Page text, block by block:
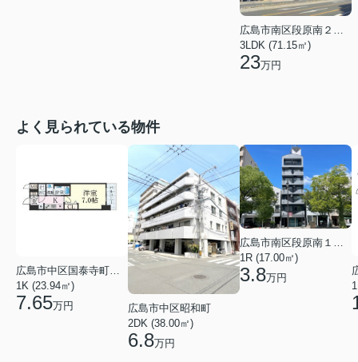
広島市南区段原南２丁目
3LDK (71.15㎡)
23万円
よく見られている物件
広島市中区国泰寺町２丁目
1K (23.94㎡)
7.65万円
広島市中区昭和町
2DK (38.00㎡)
6.8万円
広島市南区段原南１丁目
1R (17.00㎡)
3.8万円